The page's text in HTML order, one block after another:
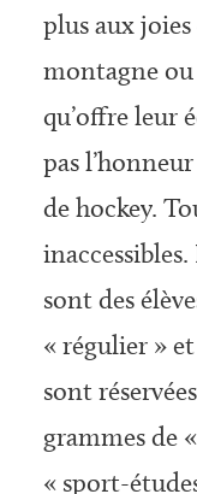
plus aux
montagne ou
qu’offre leur
pas
de hoc­key.
inaccessibles.
sont des
« régulier »
sont
grammes de
« sport-